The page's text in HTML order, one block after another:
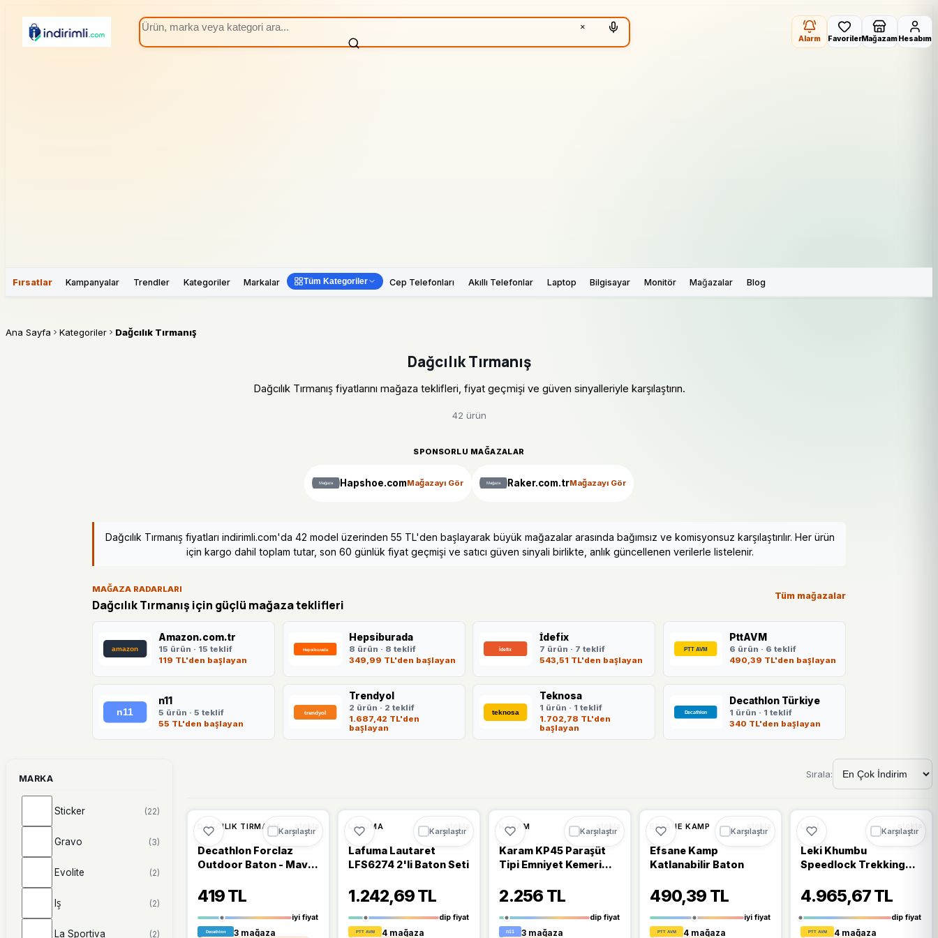
×
Alarm FavorilerMağazamHesabım
Fırsatlar Kampanyalar Trendler Kategoriler Markalar Tüm Kategoriler Cep Telefonları Akıllı Telefonlar Laptop Bilgisayar Monitör Mağazalar Blog
Ana Sayfa Kategoriler Dağcılık Tırmanış
Dağcılık Tırmanış
Dağcılık Tırmanış fiyatlarını mağaza teklifleri, fiyat geçmişi ve güven sinyalleriyle karşılaştırın.
42 ürün
SPONSORLU MAĞAZALAR
Hapshoe.comMağazayı Gör Raker.com.trMağazayı Gör
Dağcılık Tırmanış fiyatları indirimli.com'da 42 model üzerinden 55 TL'den başlayarak büyük mağazalar arasında bağımsız ve komisyonsuz karşılaştırılır. Her ürün
için kargo dahil toplam tutar, son 60 günlük fiyat geçmişi ve satıcı güven sinyali birlikte, anlık güncellenen verilerle listelenir.
MAĞAZA RADARLARI
Dağcılık Tırmanış için güçlü mağaza teklifleri
Tüm mağazalar
Amazon.com.tr
15 ürün · 15 teklif
119 TL'den başlayan
Hepsiburada
8 ürün · 8 teklif
349,99 TL'den başlayan
İdefix
7 ürün · 7 teklif
543,51 TL'den başlayan
PttAVM
6 ürün · 6 teklif
490,39 TL'den başlayan
n11
5 ürün · 5 teklif
55 TL'den başlayan
Trendyol
2 ürün · 2 teklif
1.687,42 TL'den
başlayan
Teknosa
1 ürün · 1 teklif
1.702,78 TL'den
başlayan
Decathlon Türkiye
1 ürün · 1 teklif
340 TL'den başlayan
MARKA
Sticker (22)
Gravo (3)
Evolite (2)
Iş (2)
La Sportiva (2)
Sırala:
Karşılaştır
%35 🔥
DAĞCILIK TIRMANIŞ
Decathlon Forclaz
Outdoor Baton - Mavi -
419 TL
iyi fiyat
3 mağaza
Karşılaştır
%45 🔥
LAFUMA
Lafuma Lautaret
LFS6274 2'li Baton Seti
1.242,69 TL
dip fiyat
4 mağaza
Karşılaştır
%24 🔥
KARAM
Karam KP45 Paraşüt
Tipi Emniyet Kemeri
2.256 TL
dip fiyat
3 mağaza
Karşılaştır
%11
EFSANE KAMP
Efsane Kamp
Katlanabilir Baton
490,39 TL
iyi fiyat
4 mağaza
Karşılaştır
%13
LEKI
Leki Khumbu
Speedlock Trekking
4.965,67 TL
dip fiyat
4 mağaza